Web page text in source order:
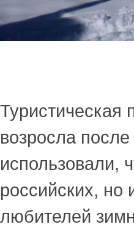
Туристическая
возросла
использовали,
российских, но
любителей